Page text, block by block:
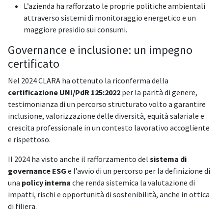
L’azienda ha rafforzato le proprie politiche ambientali
attraverso sistemi di monitoraggio energetico e un
maggiore presidio sui consumi.
Governance e inclusione: un impegno
certificato
Nel 2024 CLARA ha ottenuto la riconferma della
certificazione UNI/PdR 125:2022 per la parità di genere,
testimonianza di un percorso strutturato volto a garantire
inclusione, valorizzazione delle diversità, equità salariale e
crescita professionale in un contesto lavorativo accogliente
e rispettoso.
Il 2024 ha visto anche il rafforzamento del sistema di
governance ESG e l’avvio di un percorso per la definizione di
una policy interna che renda sistemica la valutazione di
impatti, rischi e opportunità di sostenibilità, anche in ottica
di filiera.